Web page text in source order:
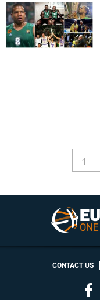
1
CONTACT US